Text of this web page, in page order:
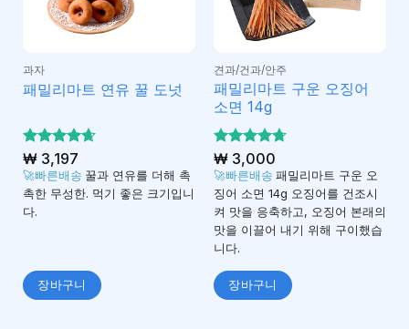
과자
패밀리마트 연유 꿀 도넛
5 중에서
4.67로 평
가됨
₩3,197
🚀빠른배송 꿀과 연유를 더해 촉
촉한 무성한. 먹기 좋은 크기입니
다.
장바구니
견과/건과/안주
패밀리마트 구운 오징어
소면 14g
5 중에서
4.68로 평
가됨
₩3,000
🚀빠른배송 패밀리마트 구운 오
징어 소면 14g 오징어를 건조시
켜 맛을 응축하고, 오징어 본래의
맛을 이끌어 내기 위해 구이했습
니다.
장바구니